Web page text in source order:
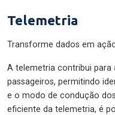
Telemetria
Transforme dados em
A telemetria contribui para
passageiros, permitindo
e o modo de condução
eficiente da telemetria, é